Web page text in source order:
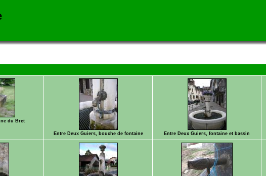
du Bret
Entre Deux Guiers, bouche de fontaine Entre Deux Guiers, fontaine et bassin